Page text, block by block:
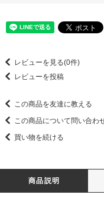
レビューを見る(0件)
レビューを投稿
この商品を友達に教える
この商品について問い合わ
買い物を続ける
商品説明